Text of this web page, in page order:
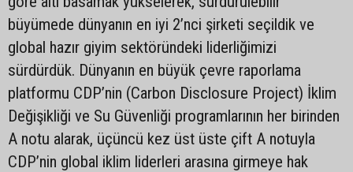
büyümede dünyanın en iyi 2’nci şirketi seçildik ve
global hazır giyim sektöründeki liderliğimizi
sürdürdük. Dünyanın en büyük çevre raporlama
platformu CDP’nin (Carbon Disclosure Project) İklim
Değişikliği ve Su Güvenliği programlarının her birinden
A notu alarak, üçüncü kez üst üste çift A notuyla
CDP’nin global iklim liderleri arasına girmeye hak